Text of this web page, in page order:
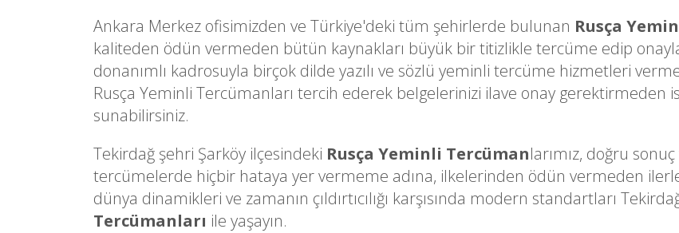
Ankara Merkez ofisimizden ve Türkiye'deki tüm şehirlerde bulunan Rusça
kaliteden ödün vermeden bütün kaynakları büyük bir titizlikle tercüme edip
donanımlı kadrosuyla birçok dilde yazılı ve sözlü yeminli tercüme hizmetleri
Rusça Yeminli Tercümanları tercih ederek belgelerinizi ilave onay
sunabilirsiniz.
Tekirdağ şehri Şarköy ilçesindeki Rusça Yeminli Tercümanlarımız, doğru
tercümelerde hiçbir hataya yer vermeme adına, ilkelerinden ödün vermeden
dünya dinamikleri ve zamanın çıldırtıcılığı karşısında modern standartları
Tercümanları ile yaşayın.